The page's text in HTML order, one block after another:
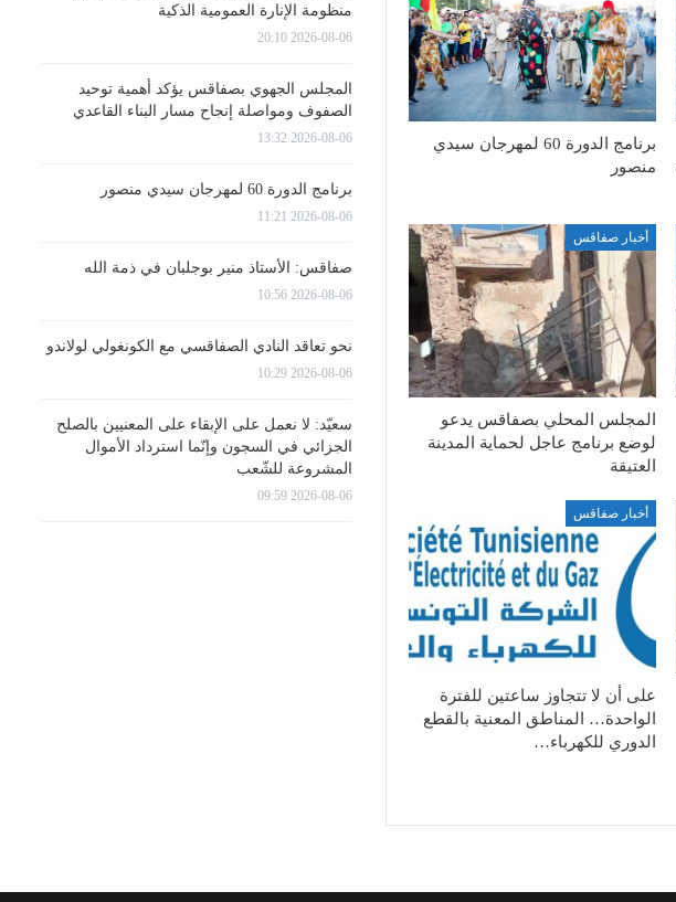
برنامج الدورة 60 لمهرجان سيدي
منصور
أخبار صفاقس
المجلس المحلي بصفاقس يدعو
لوضع برنامج عاجل لحماية المدينة
العتيقة
أخبار صفاقس
على أن لا تتجاوز ساعتين للفترة
الواحدة… المناطق المعنية بالقطع
الدوري للكهرباء…
منظومة الإنارة العمومية الذكية
2026-08-06 20:10
المجلس الجهوي بصفاقس يؤكد أهمية توحيد
الصفوف ومواصلة إنجاح مسار البناء القاعدي
2026-08-06 13:32
برنامج الدورة 60 لمهرجان سيدي منصور
2026-08-06 11:21
صفاقس: الأستاذ منير بوجلبان في ذمة الله
2026-08-06 10:56
نحو تعاقد النادي الصفاقسي مع الكونغولي لولاندو
2026-08-06 10:29
سعيّد: لا نعمل على الإبقاء على المعنيين بالصلح
الجزائي في السجون وإنّما استرداد الأموال
المشروعة للشّعب
2026-08-06 09:59